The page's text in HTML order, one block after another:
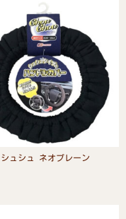
シュシュ ネオプレーン